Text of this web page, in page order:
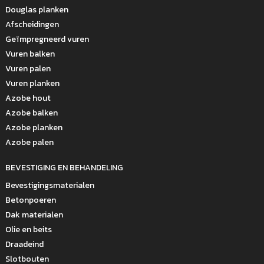
Douglas planken
Afscheidingen
Geïmpregneerd vuren
Vuren balken
Vuren palen
Vuren planken
Azobe hout
Azobe balken
Azobe planken
Azobe palen
BEVESTIGING EN BEHANDELING
Bevestigingsmaterialen
Betonpoeren
Dak materialen
Olie en beits
Draadeind
Slotbouten